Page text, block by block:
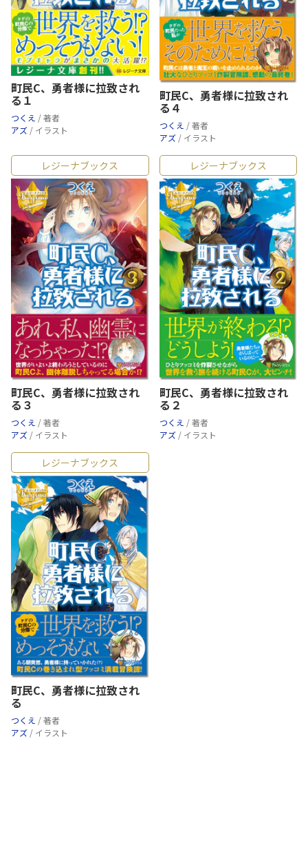
町民C、勇者様に拉致され
る１
つくえ / 著者
アズ / イラスト
町民C、勇者様に拉致され
る４
つくえ / 著者
アズ / イラスト
レジーナブックス
町民C、勇者様に拉致され
る３
つくえ / 著者
アズ / イラスト
レジーナブックス
町民C、勇者様に拉致され
る２
つくえ / 著者
アズ / イラスト
レジーナブックス
町民C、勇者様に拉致され
る
つくえ / 著者
アズ / イラスト